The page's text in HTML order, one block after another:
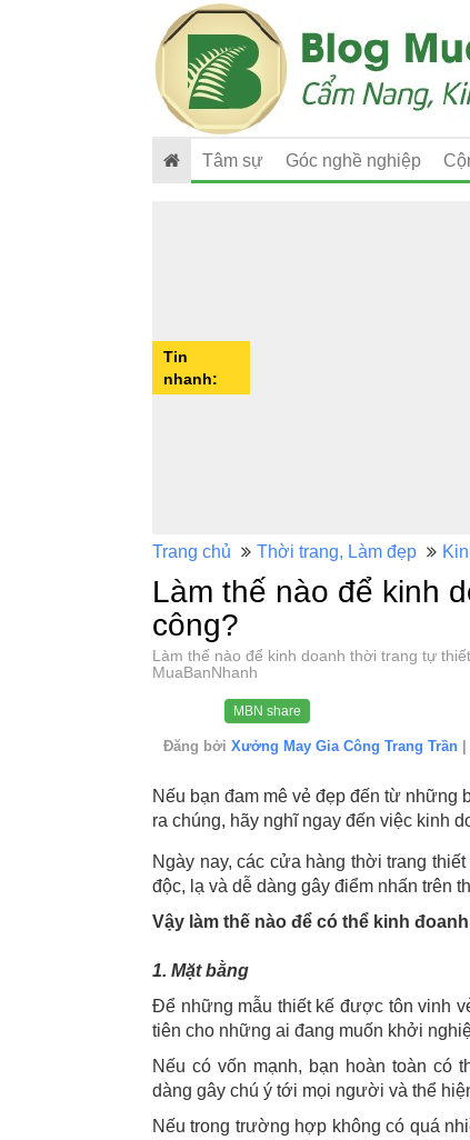
Tâm sự Góc nghề nghiệp
Tin
nhanh:
Trang chủ Thời trang, Làm đẹp
Làm thế nào để kinh
công?
Làm thế nào để kinh doanh thời trang tự
MuaBanNhanh
MBN share
Đăng bởi Xưởng May Gia Công Trang Trần
Nếu bạn đam mê vẻ đẹp đến từ những
ra chúng, hãy nghĩ ngay đến việc kinh
Ngày nay, các cửa hàng thời trang
độc, lạ và dễ dàng gây điểm nhấn trên
Vậy làm thế nào để có thể kinh
1. Mặt bằng
Để những mẫu thiết kế được tôn vinh
tiên cho những ai đang muốn khởi
Nếu có vốn mạnh, bạn hoàn toàn có
dàng gây chú ý tới mọi người và thể
Nếu trong trường hợp không có quá